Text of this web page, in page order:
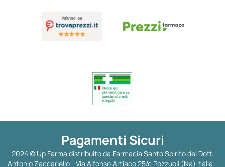
Pagamenti Sicuri
2024 © Up Farma distribuito da Farmacia Santo Spirito del Dott.
Antonio Zaccariello - Via Alfonso Artiaco 25/c Pozzuoli (Na) Italia -